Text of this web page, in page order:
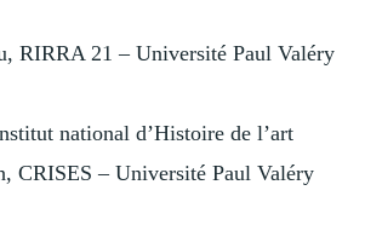
RIRRA 21 – Université Paul Valéry
national d’Histoire de l’art
CRISES – Université Paul Valéry